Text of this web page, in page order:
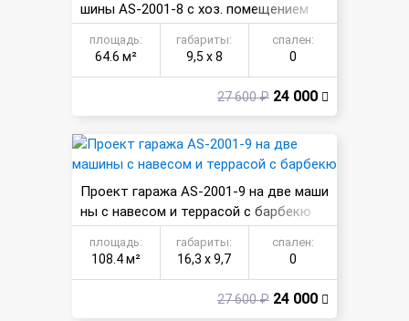
шины AS-2001-8 с хоз. помещением
площадь:
64.6 м²
габариты:
9,5 х 8
спален:
0
27 600 ₽ 24 000
Проект гаража AS-2001-9 на две маши
ны с навесом и террасой с барбекю
площадь:
108.4 м²
габариты:
16,3 х 9,7
спален:
0
27 600 ₽ 24 000